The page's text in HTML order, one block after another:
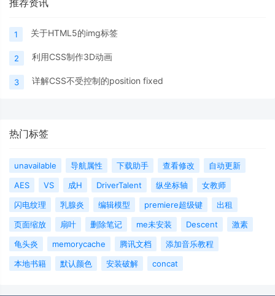
1 关于HTML5的img标签
2 利用CSS制作3D动画
3 详解CSS不受控制的position fixed
热门标签
unavailable 导航属性 下载助手 查看修改
自动更新
AES
VS 成H DriverTalent 纵坐标轴
女教师
闪电纹理
乳腺炎 编辑模型 premiere超级键
出租
页面缩放
扇叶 删除笔记 me未安装 Descent
激素
龟头炎
memorycache 腾讯文档
添加音乐教程
本地书籍
默认颜色 安装破解 concat